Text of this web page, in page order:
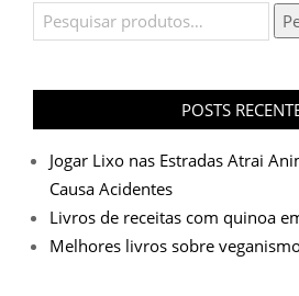
Pesquisar
por:
POSTS
Jogar Lixo nas Estradas Atrai
Causa Acidentes
Livros de receitas com quinoa
Melhores livros sobre